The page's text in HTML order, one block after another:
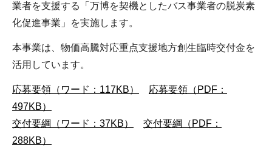
業者を支援する「万博を契機としたバス事業者の脱炭素
化促進事業」を実施します。
本事業は、物価高騰対応重点支援地方創生臨時交付金を
活用しています。
応募要領（ワード：117KB）
応募要領（PDF：
497KB）
交付要綱（ワード：37KB）
交付要綱（PDF：
288KB）